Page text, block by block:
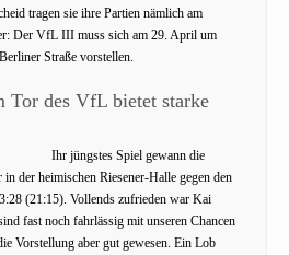
tragen sie ihre Partien nämlich am
Der VfL III muss sich am 29. April um
Straße vorstellen.
Tor des VfL bietet starke
Ihr jüngstes Spiel gewann die
der heimischen Riesener-Halle gegen den
(21:15). Vollends zufrieden war Kai
fast noch fahrlässig mit unseren Chancen
Vorstellung aber gut gewesen. Ein Lob